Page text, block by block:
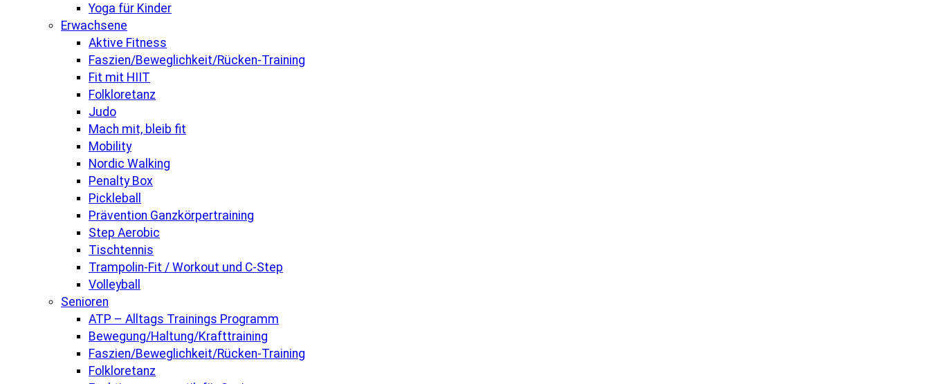
Yoga für Kinder
Erwachsene
Aktive Fitness
Faszien/Beweglichkeit/Rücken-Training
Fit mit HIIT
Folkloretanz
Judo
Mach mit, bleib fit
Mobility
Nordic Walking
Penalty Box
Pickleball
Prävention Ganzkörpertraining
Step Aerobic
Tischtennis
Trampolin-Fit / Workout und C-Step
Volleyball
Senioren
ATP – Alltags Trainings Programm
Bewegung/Haltung/Krafttraining
Faszien/Beweglichkeit/Rücken-Training
Folkloretanz